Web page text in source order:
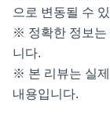
으로 변동될 수
※ 정확한 정보는
니다.
※ 본 리뷰는 실
내용입니다.